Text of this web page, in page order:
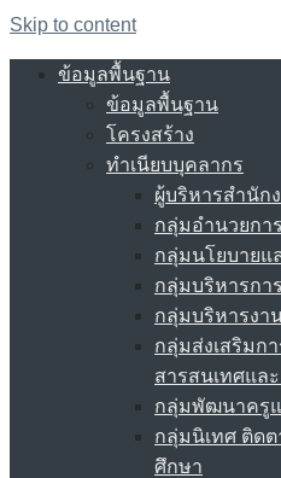
Skip to content
ข้อมูลพื้นฐาน
ข้อมูลพื้นฐาน
โครงสร้าง
ทำเนียบบุคลากร
ผู้บริหารสำนัก
กลุ่มอำนวยการ
กลุ่มนโยบายแ
กลุ่มบริหารกา
กลุ่มบริหารงา
กลุ่มส่งเสริมก
สารสนเทศแล
กลุ่มพัฒนาครู
กลุ่มนิเทศ ติด
ศึกษา